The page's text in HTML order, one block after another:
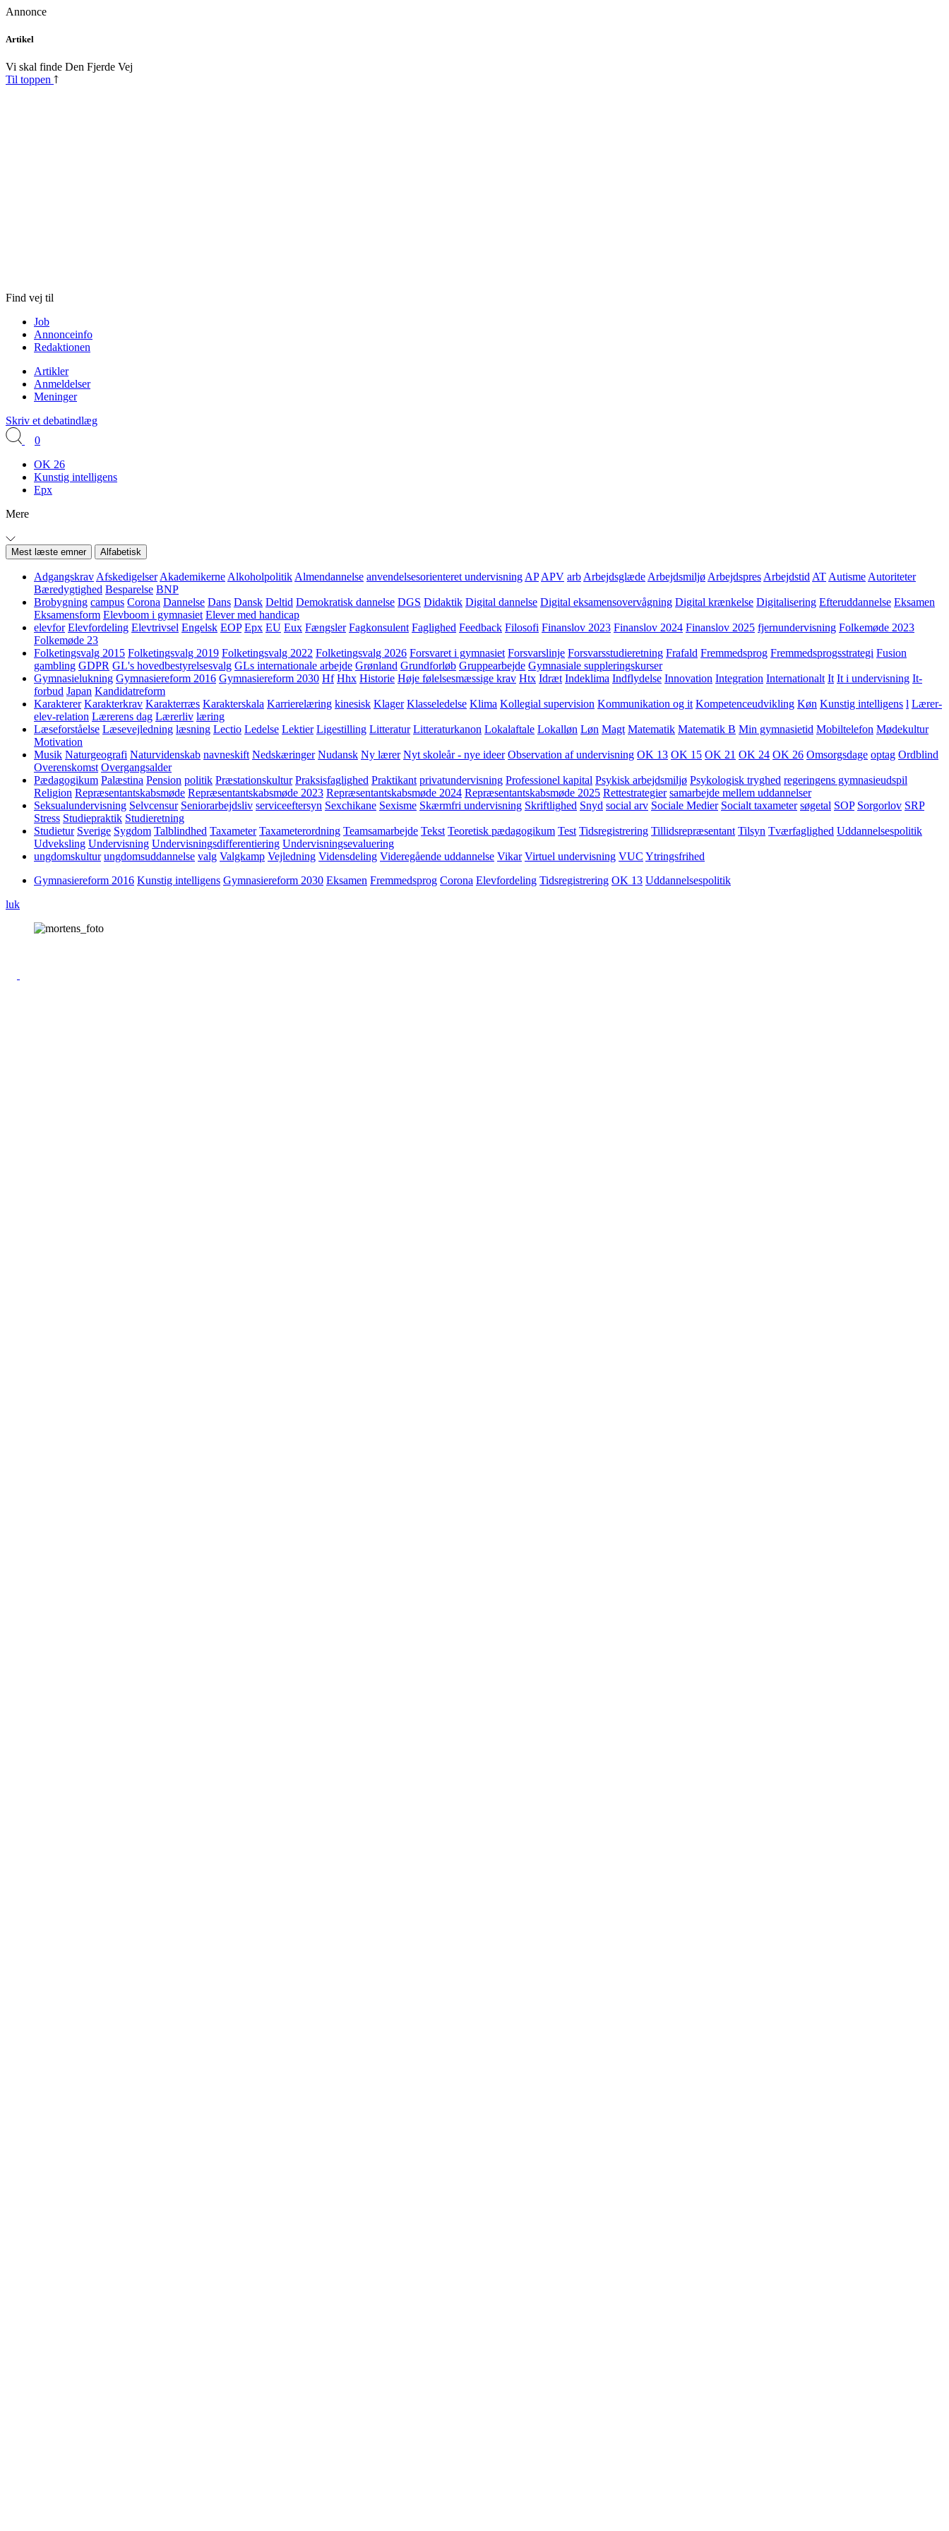
Annonce
Skip
content
Artikel
Vi skal finde Den Fjerde Vej
Til toppen
Find vej til
Job
Annonceinfo
Redaktionen
Artikler
Anmeldelser
Meninger
Skriv et debatindlæg
0
OK 26
Kunstig intelligens
Epx
Mere
Mest læste emner Alfabetisk
Adgangskrav Afskedigelser Akademikerne Alkoholpolitik Almendannelse anvendelsesorienteret undervisning AP APV arb Arbejdsglæde Arbejdsmiljø Arbejdspres Arbejdstid AT Autisme Autoriteter
Bæredygtighed Besparelse BNP
Brobygning campus Corona Dannelse Dans Dansk Deltid Demokratisk dannelse DGS Didaktik Digital dannelse Digital eksamensovervågning Digital krænkelse Digitalisering Efteruddannelse Eksamen
Eksamensform Elevboom i gymnasiet Elever med handicap
elevfor Elevfordeling Elevtrivsel Engelsk EOP Epx EU Eux Fængsler Fagkonsulent Faglighed Feedback Filosofi Finanslov 2023 Finanslov 2024 Finanslov 2025 fjernundervisning Folkemøde 2023
Folkemøde 23
Folketingsvalg 2015 Folketingsvalg 2019 Folketingsvalg 2022 Folketingsvalg 2026 Forsvaret i gymnasiet Forsvarslinje Forsvarsstudieretning Frafald Fremmedsprog Fremmedsprogsstrategi Fusion
gambling GDPR GL's hovedbestyrelsesvalg GLs internationale arbejde Grønland Grundforløb Gruppearbejde Gymnasiale suppleringskurser
Gymnasielukning Gymnasiereform 2016 Gymnasiereform 2030 Hf Hhx Historie Høje følelsesmæssige krav Htx Idræt Indeklima Indflydelse Innovation Integration Internationalt It It i undervisning It-
forbud Japan Kandidatreform
Karakterer Karakterkrav Karakterræs Karakterskala Karrierelæring kinesisk Klager Klasseledelse Klima Kollegial supervision Kommunikation og it Kompetenceudvikling Køn Kunstig intelligens l Lærer-
elev-relation Lærerens dag Lærerliv læring
Læseforståelse Læsevejledning læsning Lectio Ledelse Lektier Ligestilling Litteratur Litteraturkanon Lokalaftale Lokalløn Løn Magt Matematik Matematik B Min gymnasietid Mobiltelefon Mødekultur
Motivation
Musik Naturgeografi Naturvidenskab navneskift Nedskæringer Nudansk Ny lærer Nyt skoleår - nye ideer Observation af undervisning OK 13 OK 15 OK 21 OK 24 OK 26 Omsorgsdage optag Ordblind
Overenskomst Overgangsalder
Pædagogikum Palæstina Pension politik Præstationskultur Praksisfaglighed Praktikant privatundervisning Professionel kapital Psykisk arbejdsmiljø Psykologisk tryghed regeringens gymnasieudspil
Religion Repræsentantskabsmøde Repræsentantskabsmøde 2023 Repræsentantskabsmøde 2024 Repræsentantskabsmøde 2025 Rettestrategier samarbejde mellem uddannelser
Seksualundervisning Selvcensur Seniorarbejdsliv serviceeftersyn Sexchikane Sexisme Skærmfri undervisning Skriftlighed Snyd social arv Sociale Medier Socialt taxameter søgetal SOP Sorgorlov SRP
Stress Studiepraktik Studieretning
Studietur Sverige Sygdom Talblindhed Taxameter Taxameterordning Teamsamarbejde Tekst Teoretisk pædagogikum Test Tidsregistrering Tillidsrepræsentant Tilsyn Tværfaglighed Uddannelsespolitik
Udveksling Undervisning Undervisningsdifferentiering Undervisningsevaluering
ungdomskultur ungdomsuddannelse valg Valgkamp Vejledning Vidensdeling Videregående uddannelse Vikar Virtuel undervisning VUC Ytringsfrihed
Gymnasiereform 2016 Kunstig intelligens Gymnasiereform 2030 Eksamen Fremmedsprog Corona Elevfordeling Tidsregistrering OK 13 Uddannelsespolitik
luk